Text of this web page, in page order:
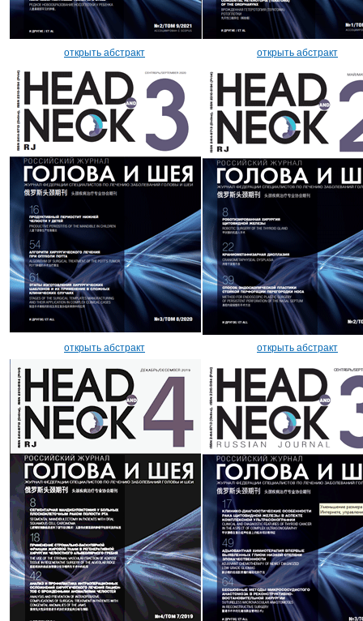
открыть абстракт открыть абстракт
открыть абстракт открыть абстракт